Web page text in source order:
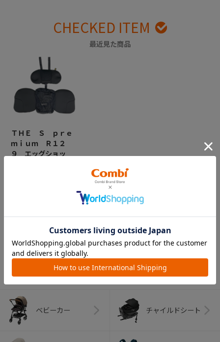
CHECKED ITEM
最近見た商品
ＴＨＥ Ｓ ｐｒｅ
ｍｉｕｍ Ｒ１２
９ エッグショッ
CATEGORY
カテゴリー
（コンビ）
ベビーカー チャイルドシート